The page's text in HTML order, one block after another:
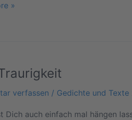
»
verfassen / Gedichte und Texte
Dich auch einfach mal hängen